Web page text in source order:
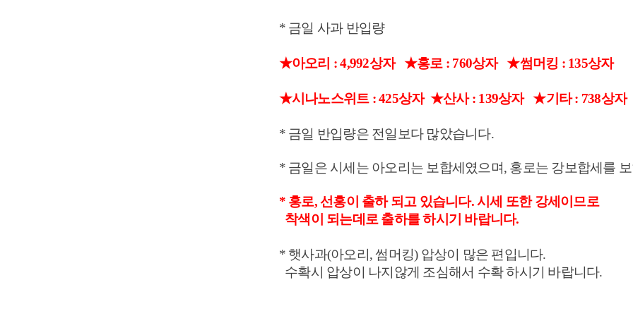
* 금일 사과 반입량
★아오리 : 4,992상자★홍로 : 760상자★썸머킹 : 135상자
★시나노스위트: 425상자 ★산사 : 139상자 ★기타 : 738상자
* 금일 반입량은 전일보다 많았습니다.
* 금일은 시세는 아오리는 보합세였으며, 홍로는 강보합세를 보
* 홍로, 선홍이 출하 되고 있습니다. 시세 또한 강세이므로
착색이 되는데로 출하를 하시기 바랍니다.
* 햇사과(아오리, 썸머킹) 압상이 많은 편입니다.
수확시 압상이 나지않게 조심해서 수확 하시기 바랍니다.